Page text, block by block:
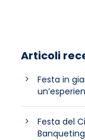
Articoli
Festa in
Festa del
Banqueting